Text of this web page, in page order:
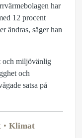
har
12 procent
ändras, säger han
och miljövänlig
och
satsa på
Klimat